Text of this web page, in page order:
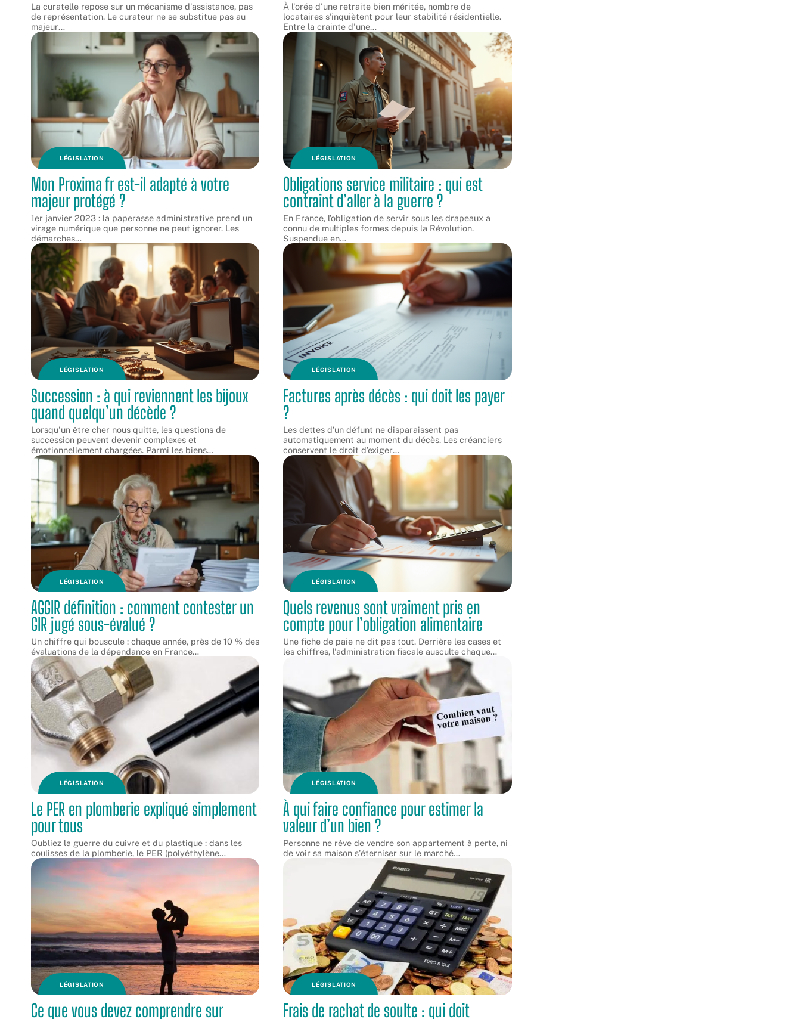
La curatelle repose sur un mécanisme d'assistance, pas
de représentation. Le curateur ne se substitue pas au
majeur…
À l'orée d'une retraite bien méritée, nombre de
locataires s'inquiètent pour leur stabilité résidentielle.
Entre la crainte d'une…
LÉGISLATION
Mon Proxima fr est-il adapté à votre
majeur protégé ?
1er janvier 2023 : la paperasse administrative prend un
virage numérique que personne ne peut ignorer. Les
démarches…
LÉGISLATION
Obligations service militaire : qui est
contraint d’aller à la guerre ?
En France, l’obligation de servir sous les drapeaux a
connu de multiples formes depuis la Révolution.
Suspendue en…
LÉGISLATION
Succession : à qui reviennent les bijoux
quand quelqu’un décède ?
Lorsqu'un être cher nous quitte, les questions de
succession peuvent devenir complexes et
émotionnellement chargées. Parmi les biens…
LÉGISLATION
Factures après décès : qui doit les payer
?
Les dettes d’un défunt ne disparaissent pas
automatiquement au moment du décès. Les créanciers
conservent le droit d’exiger…
LÉGISLATION
AGGIR définition : comment contester un
GIR jugé sous-évalué ?
Un chiffre qui bouscule : chaque année, près de 10 % des
évaluations de la dépendance en France…
LÉGISLATION
Quels revenus sont vraiment pris en
compte pour l’obligation alimentaire
Une fiche de paie ne dit pas tout. Derrière les cases et
les chiffres, l'administration fiscale ausculte chaque…
LÉGISLATION
Le PER en plomberie expliqué simplement
pour tous
Oubliez la guerre du cuivre et du plastique : dans les
coulisses de la plomberie, le PER (polyéthylène…
LÉGISLATION
À qui faire confiance pour estimer la
valeur d’un bien ?
Personne ne rêve de vendre son appartement à perte, ni
de voir sa maison s'éterniser sur le marché…
LÉGISLATION
Ce que vous devez comprendre sur
LÉGISLATION
Frais de rachat de soulte : qui doit